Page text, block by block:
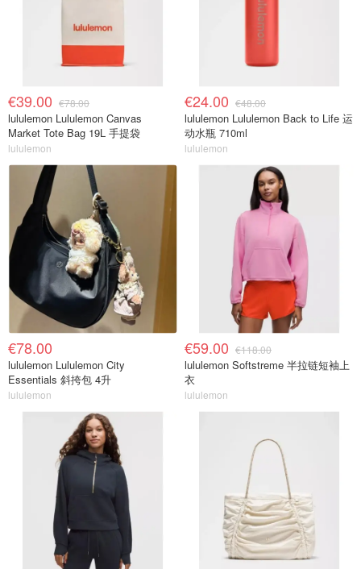
€39.00 €78.00
lululemon Lululemon Canvas
Market Tote Bag 19L 手提袋
lululemon
€24.00 €48.00
lululemon Lululemon Back to Life 运
动水瓶 710ml
lululemon
€78.00
lululemon Lululemon City
Essentials 斜挎包 4升
lululemon
€59.00 €118.00
lululemon Softstreme 半拉链短袖上
衣
lululemon